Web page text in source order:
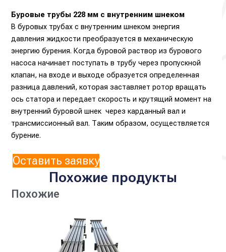
Буровые трубы 228 мм с внутренним шнеком
В буровых трубах с внутренним шнеком энергия
давления жидкости преобразуется в механическую
энергию бурения. Когда буровой раствор из бурового
насоса начинает поступать в трубу через пропускной
клапан, на входе и выходе образуется определенная
разница давлений, которая заставляет ротор вращать
ось статора и передает скорость и крутящий момент на
внутренний буровой шнек через карданный вал и
трансмиссионный вал. Таким образом, осуществляется
бурение.
Оставить заявку
Похожие продукты
Похожие